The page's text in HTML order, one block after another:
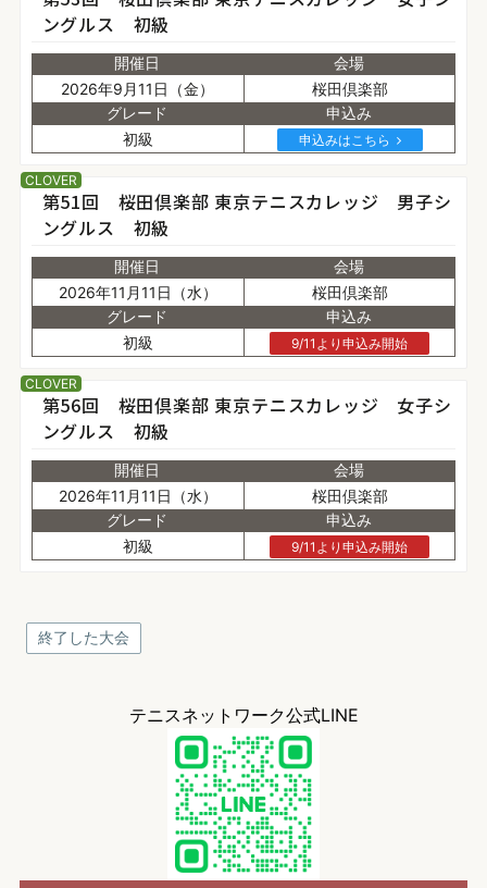
ングルス 初級
開催日
2026年9月11日（金）
会場
桜田倶楽部
グレード
初級
申込み
申込みはこちら
第51回 桜田倶楽部 東京テニスカレッジ 男子シ
ングルス 初級
開催日
2026年11月11日（水）
会場
桜田倶楽部
グレード
初級
申込み
9/11より申込み開始
CLOVER
第56回 桜田倶楽部 東京テニスカレッジ 女子シ
ングルス 初級
開催日
2026年11月11日（水）
会場
桜田倶楽部
グレード
初級
申込み
9/11より申込み開始
CLOVER
終了した大会
テニスネットワーク公式LINE